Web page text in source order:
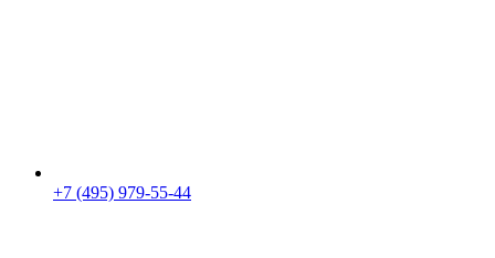
+7 (495) 979-55-44